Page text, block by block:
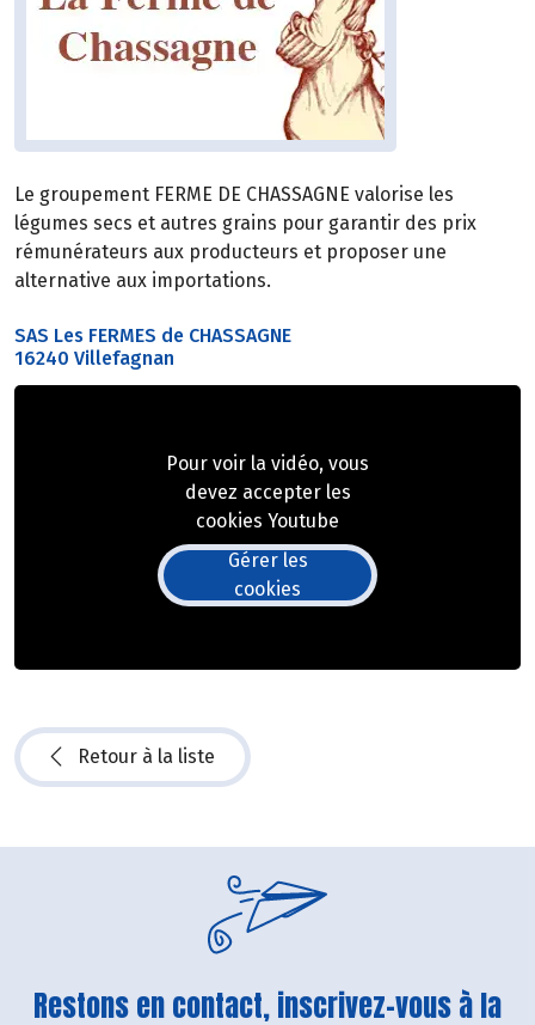
Le groupement FERME DE CHASSAGNE valorise les
légumes secs et autres grains pour garantir des prix
rémunérateurs aux producteurs et proposer une
alternative aux importations.
SAS Les FERMES de CHASSAGNE
16240 Villefagnan
Pour voir la vidéo, vous
devez accepter les
cookies Youtube
Gérer les
cookies
Retour à la liste
Restons en contact, inscrivez-vous à la